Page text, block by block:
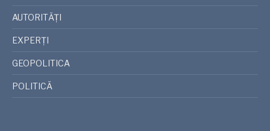
AUTORITĂȚI
EXPERȚI
GEOPOLITICA
POLITICĂ